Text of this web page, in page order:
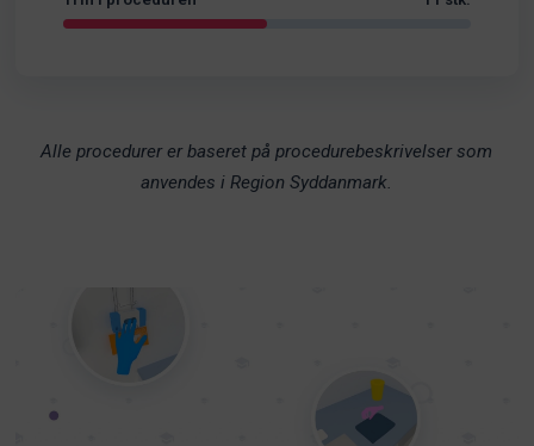
Alle procedurer er baseret på procedurebeskrivelser som
anvendes i Region Syddanmark.